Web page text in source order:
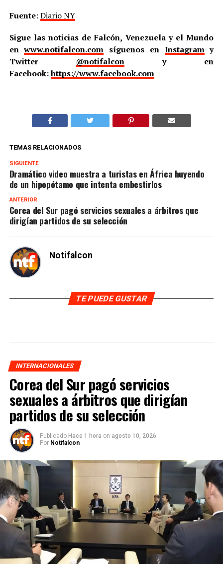
Fuente: Diario NY
Sigue las noticias de Falcón, Venezuela y el Mundo
enwww.notifalcon.com síguenos en Instagramy
Twitter @notifalcony en
Facebook:https://www.facebook.com
TEMAS RELACIONADOS
SIGUIENTE
Dramático video muestra a turistas en África huyendo
de un hipopótamo que intenta embestirlos
ANTERIOR
Corea del Sur pagó servicios sexuales a árbitros que
dirigían partidos de su selección
Notifalcon
TE PUEDE GUSTAR
INTERNACIONALES
Corea del Sur pagó servicios
sexuales a árbitros que dirigían
partidos de su selección
Publicado Hace 1 hora on agosto 10, 2026
Por Notifalcon